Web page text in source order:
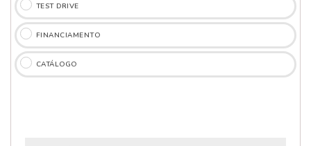
TEST DRIVE
FINANCIAMENTO
CATÁLOGO